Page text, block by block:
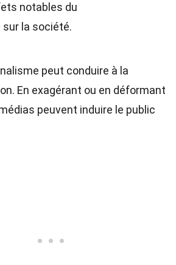
notables du
la société.
peut conduire à la
En exagérant ou en déformant
peuvent induire le public